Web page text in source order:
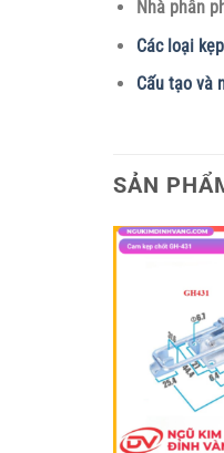
Nhà phân
Các loại
Cấu tạo và
SẢN